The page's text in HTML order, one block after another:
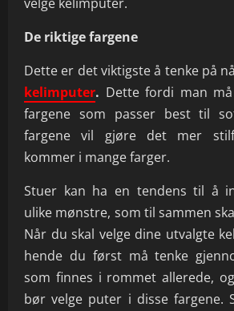
De riktige fargene
Dette er det viktigste å tenke på
kelimputer. Dette fordi man
fargene som passer best til
fargene vil gjøre det mer
kommer i mange farger.
Stuer kan ha en tendens til å
ulike mønstre, som til sammen
Når du skal velge dine utvalgte
hende du først må tenke
som finnes i rommet allerede,
bør velge puter i disse fargene.